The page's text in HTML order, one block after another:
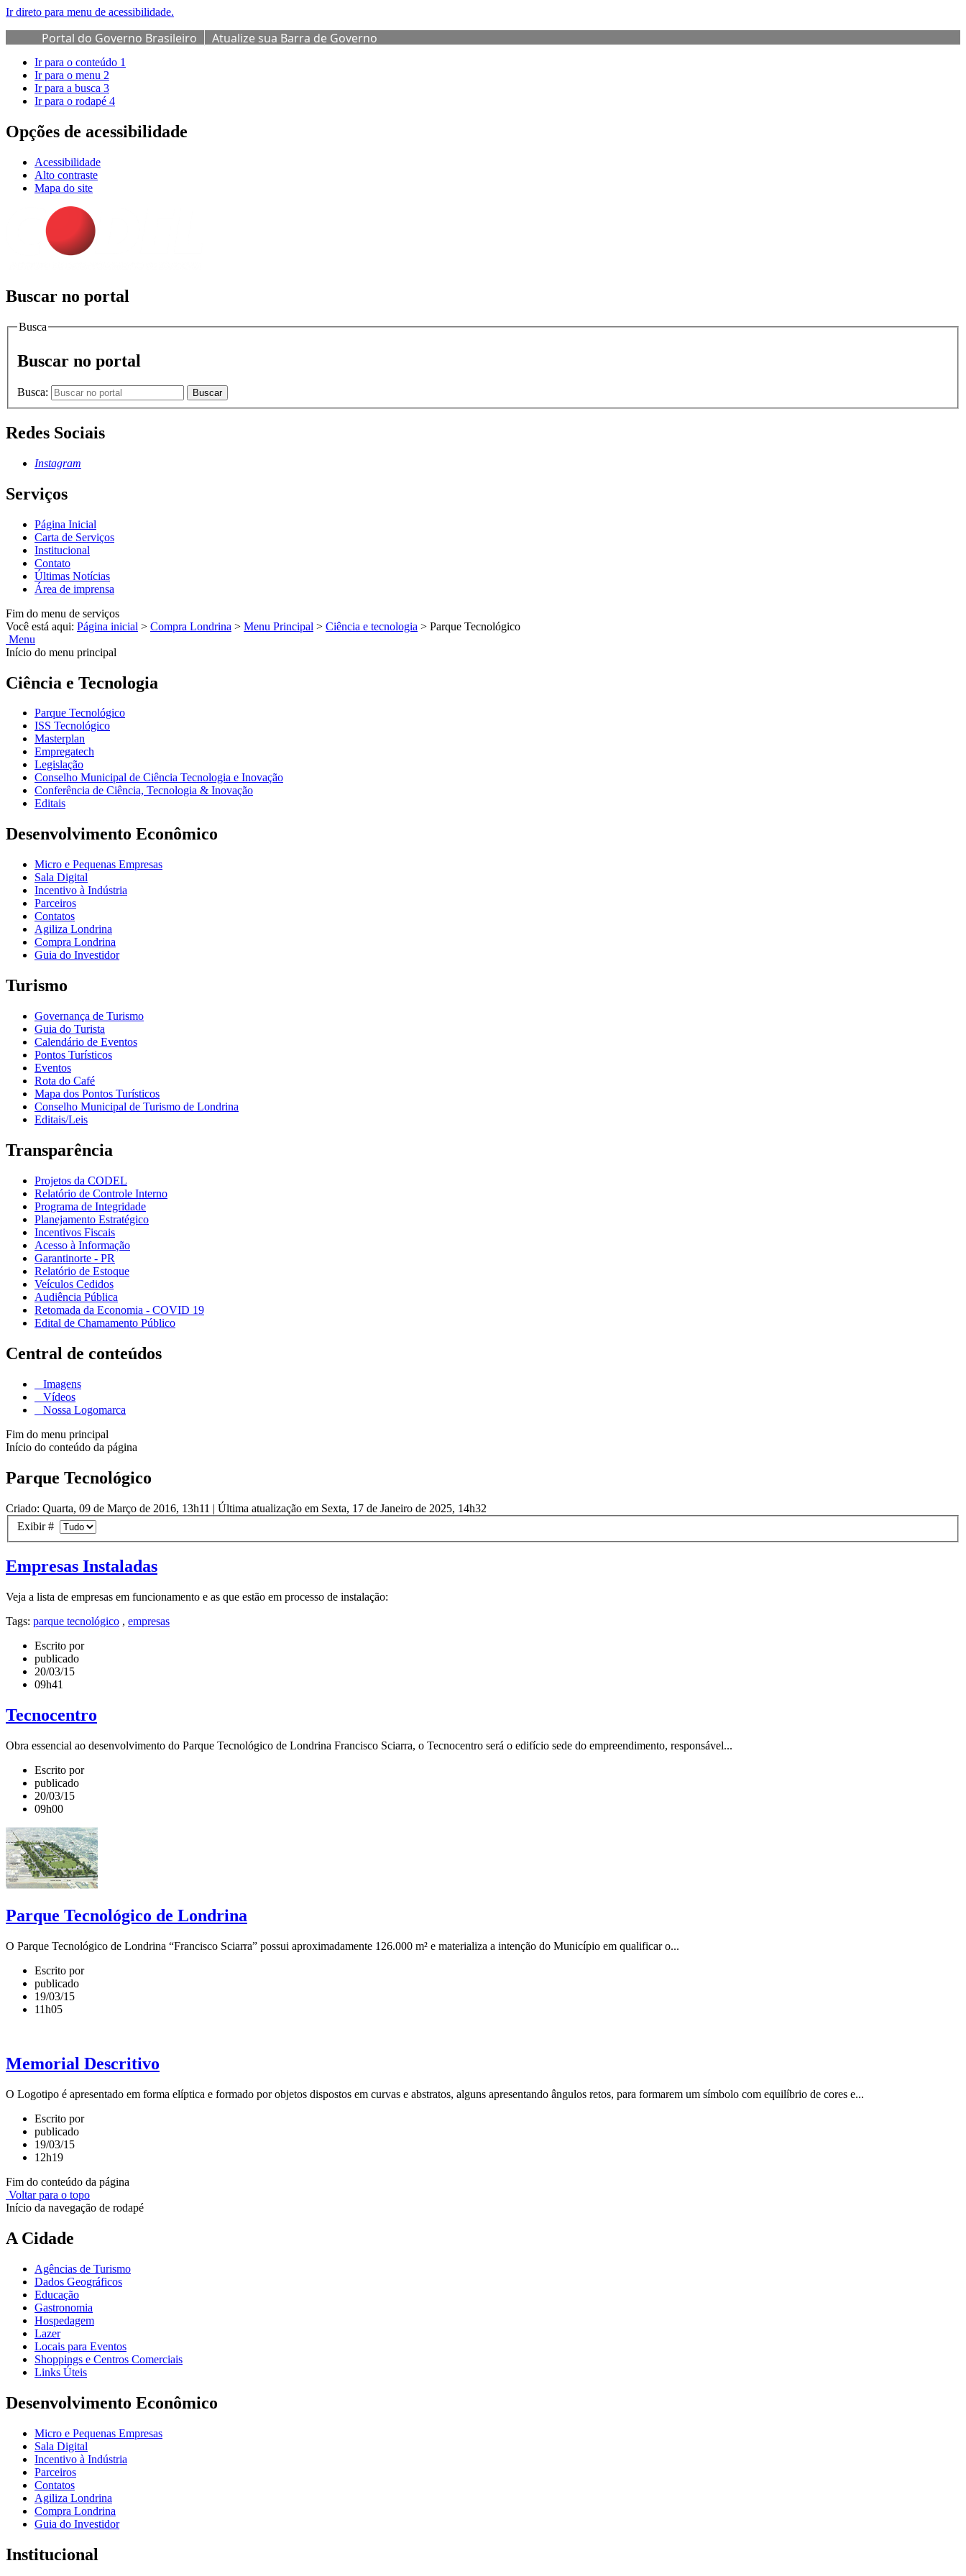
Ir direto para menu de acessibilidade.
Portal do Governo Brasileiro Atualize sua Barra de Governo
Ir para o conteúdo 1
Ir para o menu 2
Ir para a busca 3
Ir para o rodapé 4
Opções de acessibilidade
Acessibilidade
Alto contraste
Mapa do site
Buscar no portal
Busca
Buscar no portal
Busca: Buscar
Redes Sociais
Instagram
Serviços
Página Inicial
Carta de Serviços
Institucional
Contato
Últimas Notícias
Área de imprensa
Fim do menu de serviços
Você está aqui: Página inicial > Compra Londrina > Menu Principal > Ciência e tecnologia > Parque Tecnológico
Menu
Início do menu principal
Ciência e Tecnologia
Parque Tecnológico
ISS Tecnológico
Masterplan
Empregatech
Legislação
Conselho Municipal de Ciência Tecnologia e Inovação
Conferência de Ciência, Tecnologia & Inovação
Editais
Desenvolvimento Econômico
Micro e Pequenas Empresas
Sala Digital
Incentivo à Indústria
Parceiros
Contatos
Agiliza Londrina
Compra Londrina
Guia do Investidor
Turismo
Governança de Turismo
Guia do Turista
Calendário de Eventos
Pontos Turísticos
Eventos
Rota do Café
Mapa dos Pontos Turísticos
Conselho Municipal de Turismo de Londrina
Editais/Leis
Transparência
Projetos da CODEL
Relatório de Controle Interno
Programa de Integridade
Planejamento Estratégico
Incentivos Fiscais
Acesso à Informação
Garantinorte - PR
Relatório de Estoque
Veículos Cedidos
Audiência Pública
Retomada da Economia - COVID 19
Edital de Chamamento Público
Central de conteúdos
Imagens
Vídeos
Nossa Logomarca
Fim do menu principal
Início do conteúdo da página
Parque Tecnológico
Criado: Quarta, 09 de Março de 2016, 13h11 | Última atualização em Sexta, 17 de Janeiro de 2025, 14h32
Exibir #
Empresas Instaladas
Veja a lista de empresas em funcionamento e as que estão em processo de instalação:
Tags: parque tecnológico , empresas
Escrito por
publicado
20/03/15
09h41
Tecnocentro
Obra essencial ao desenvolvimento do Parque Tecnológico de Londrina Francisco Sciarra, o Tecnocentro será o edifício sede do empreendimento, responsável...
Escrito por
publicado
20/03/15
09h00
Parque Tecnológico de Londrina
O Parque Tecnológico de Londrina “Francisco Sciarra” possui aproximadamente 126.000 m² e materializa a intenção do Município em qualificar o...
Escrito por
publicado
19/03/15
11h05
Memorial Descritivo
O Logotipo é apresentado em forma elíptica e formado por objetos dispostos em curvas e abstratos, alguns apresentando ângulos retos, para formarem um símbolo com equilíbrio de cores e...
Escrito por
publicado
19/03/15
12h19
Fim do conteúdo da página
Voltar para o topo
Início da navegação de rodapé
A Cidade
Agências de Turismo
Dados Geográficos
Educação
Gastronomia
Hospedagem
Lazer
Locais para Eventos
Shoppings e Centros Comerciais
Links Úteis
Desenvolvimento Econômico
Micro e Pequenas Empresas
Sala Digital
Incentivo à Indústria
Parceiros
Contatos
Agiliza Londrina
Compra Londrina
Guia do Investidor
Institucional